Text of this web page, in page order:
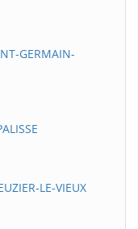
GERMAIN-
LE-VIEUX